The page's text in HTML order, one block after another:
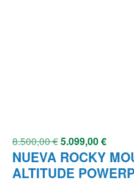
8.500,00€5.099,00€
NUEVA ROCKY
ALTITUDE